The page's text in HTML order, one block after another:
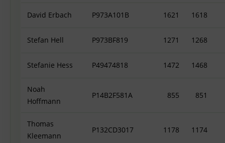
David Erbach P973A101B 1621 1618
Stefan Hell P973BF819 1271 1268
Stefanie Hess P49474818 1472 1468
Noah
Hoffmann
P14B2F581A 855 851
Thomas
Kleemann
P132CD3017 1178 1174